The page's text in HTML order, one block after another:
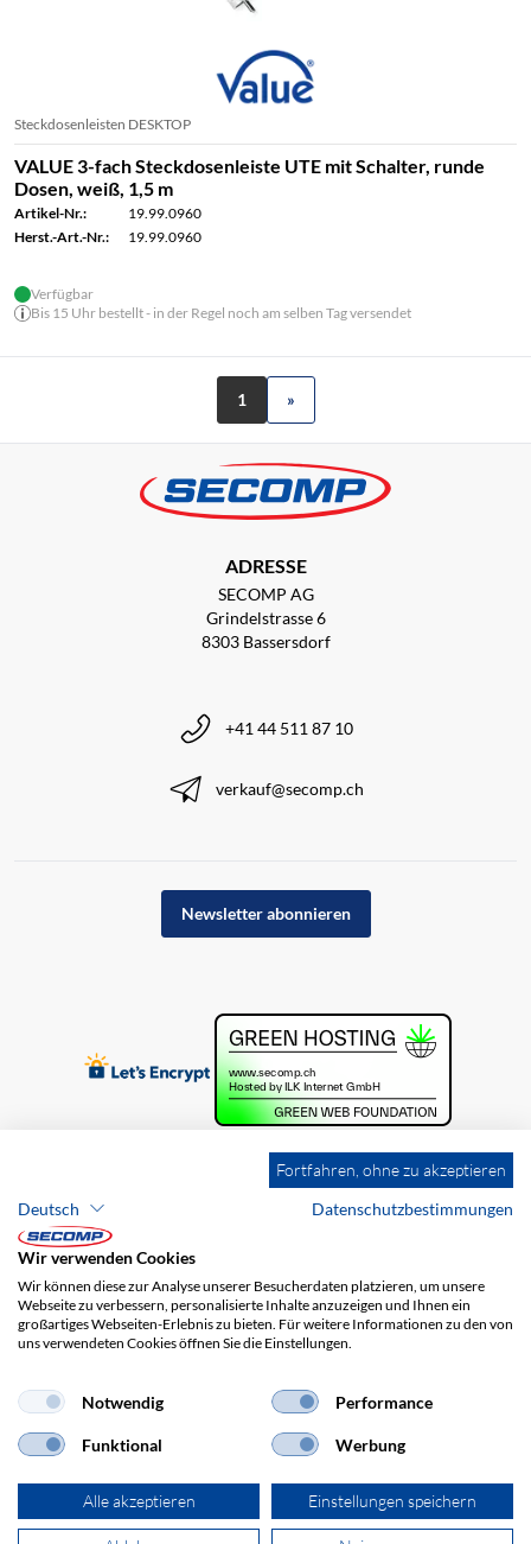
Steckdosenleisten DESKTOP
VALUE 3-fach Steckdosenleiste UTE mit Schalter, runde
Dosen, weiß, 1,5 m
Artikel-Nr.:
19.99.0960
Herst.-Art.-Nr.:
19.99.0960
Verfügbar
Bis 15 Uhr bestellt - in der Regel noch am selben Tag versendet
1 »
ADRESSE
SECOMP AG
Grindelstrasse 6
8303 Bassersdorf
+41 44 511 87 10
verkauf@secomp.ch
Newsletter abonnieren
Brands Impressum
AGB
Haftungsausschluss
Versandkosten
Fortfahren, ohne zu akzeptieren
Deutsch
Datenschutzbestimmungen
Wir verwenden Cookies
Wir können diese zur Analyse unserer Besucherdaten platzieren, um unsere
Webseite zu verbessern, personalisierte Inhalte anzuzeigen und Ihnen ein
großartiges Webseiten-Erlebnis zu bieten. Für weitere Informationen zu den von
uns verwendeten Cookies öffnen Sie die Einstellungen.
Notwendig Performance
Funktional Werbung
Alle akzeptieren Einstellungen speichern